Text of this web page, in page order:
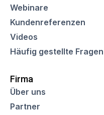
Webinare
Kundenreferenzen
Videos
Häufig gestellte Fragen
Firma
Über uns
Partner